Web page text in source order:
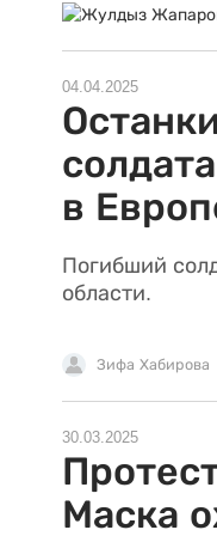
04.04.2025
в
Погибший
области.
Зифа Хабирова
30.03.2025
Маска